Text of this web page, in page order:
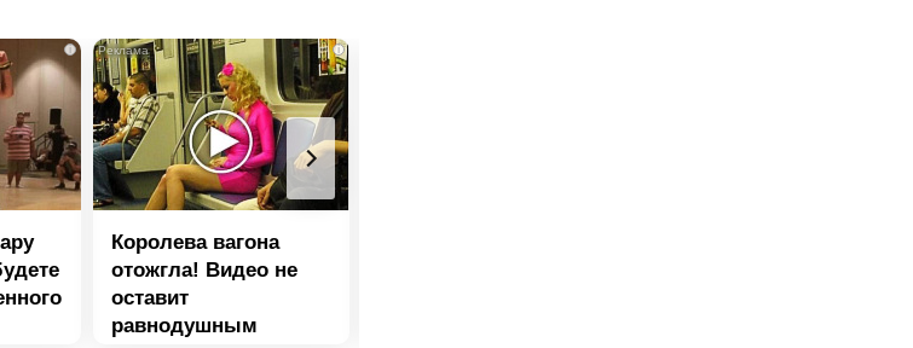
i i
Королева вагона
отожгла! Видео не
оставит
равнодушным